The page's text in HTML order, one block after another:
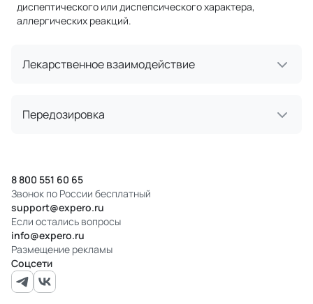
диспептического или диспепсического характера,
аллергических реакций.
Лекарственное взаимодействие
Передозировка
8 800 551 60 65
Звонок по России бесплатный
support@expero.ru
Если остались вопросы
info@expero.ru
Размещение рекламы
Соцсети